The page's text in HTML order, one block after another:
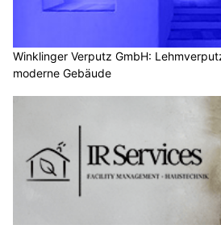
Winklinger Verputz GmbH:
moderne Gebäude